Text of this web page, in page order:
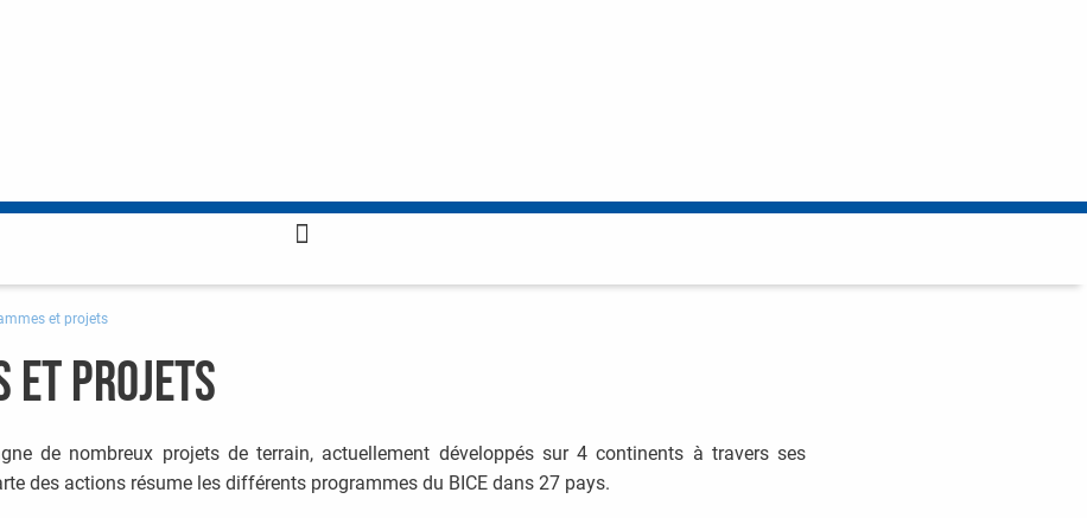
et projets
et projets
de nombreux projets de terrain, actuellement développés sur 4 continents à travers ses
des actions résume les différents programmes du BICE dans 27 pays.